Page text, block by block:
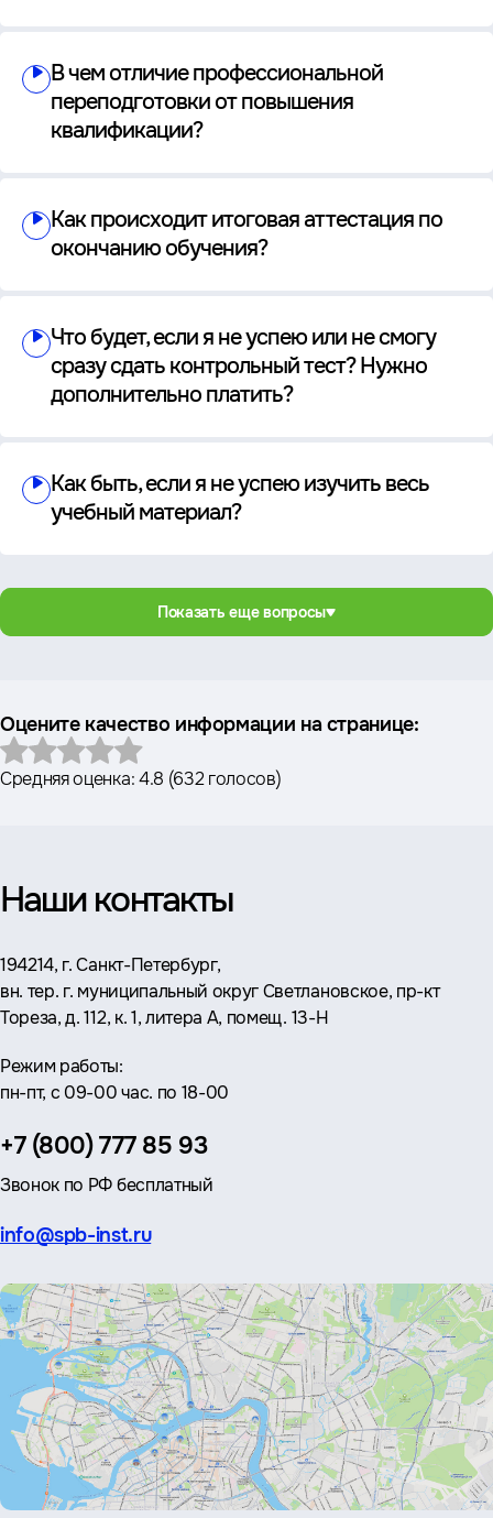
В чем отличие профессиональной
переподготовки от повышения
квалификации?
Как происходит итоговая аттестация по
окончанию обучения?
Что будет, если я не успею или не смогу
сразу сдать контрольный тест? Нужно
дополнительно платить?
Как быть, если я не успею изучить весь
учебный материал?
Показать еще вопросы
Оцените качество информации на странице:
Средняя оценка:4.8 (632 голосов)
Наши контакты
Адрес:
194214, г. Санкт-Петербург,
вн. тер. г. муниципальный округ Светлановское, пр-кт
Тореза, д. 112, к. 1, литера А, помещ. 13-Н
Режим работы:
пн-пт, с 09-00 час. по 18-00
Телефон:
+7 (800) 777 85 93
Звонок по РФ бесплатный
Эл.
info@spb-inst.ru